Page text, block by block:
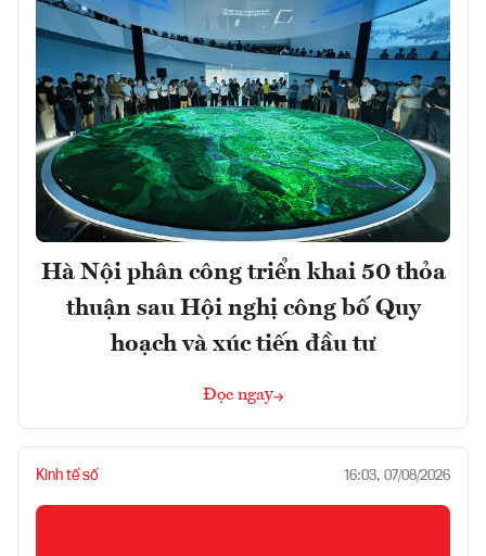
Hà Nội phân công triển khai 50 thỏa
thuận sau Hội nghị công bố Quy
hoạch và xúc tiến đầu tư
Đọc ngay
Kinh tế số 16:03, 07/08/2026